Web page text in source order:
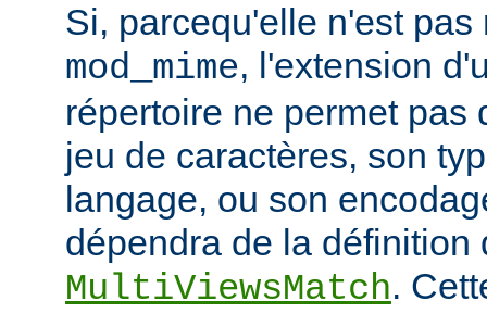
Si, parcequ'elle n'est pas
mod_mime, l'extension
répertoire ne permet pas
jeu de caractères, son
langage, ou son
dépendra de la définition
MultiViewsMatch.